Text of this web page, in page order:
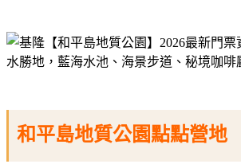
和平島地質公園點點營地